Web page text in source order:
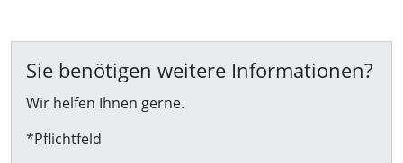
Sie benötigen weitere Informationen?
Wir helfen Ihnen gerne.
*Pflichtfeld